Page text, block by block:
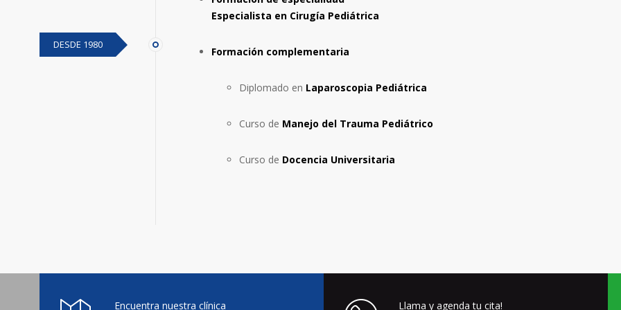
DESDE 1980
Especialista en Cirugía Pediátrica
Formación complementaria
Diplomado en Laparoscopia Pediátrica
Curso de Manejo del Trauma Pediátrico
Curso de Docencia Universitaria
Encuentra nuestra clínica Llama y agenda tu cita!